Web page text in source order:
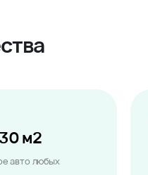
м2
авто любых